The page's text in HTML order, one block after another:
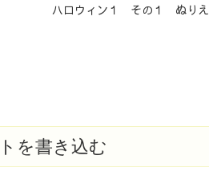
ハロウィン１ その１ ぬりえ
を書き込む